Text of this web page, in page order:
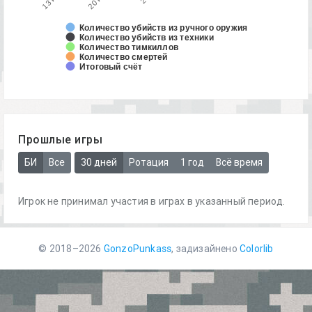
Количество убийств из ручного оружия
Количество убийств из техники
Количество тимкиллов
Количество смертей
Итоговый счёт
Прошлые игры
БИ Все 30 дней Ротация 1 год Всё время
Игрок не принимал участия в играх в указанный период.
© 2018–2026 GonzoPunkass, задизайнено Colorlib